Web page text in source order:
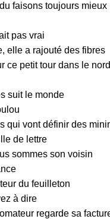
faisons toujours mieux
pas vrai
elle a rajouté des fibres
ce petit tour dans le nord
suit le monde
qui vont définir des
de lettre
sommes son voisin
du feuilleton
à dire
regarde sa